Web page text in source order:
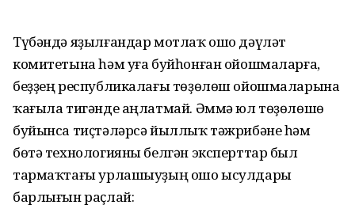
Түбәндә яҙылғандар мотлаҡ ошо дәүләт
комитетына һәм уға буйһонған ойошмаларға,
беҙҙең республикалағы төҙөлөш ойошмаларына
ҡағыла тигәнде аңлатмай. Әммә юл төҙөлөшө
буйынса тиҫтәләрсә йыллыҡ тәжрибәне һәм
бөтә технологияны белгән эксперттар был
тармаҡтағы урлашыуҙың ошо ысулдары
барлығын раҫлай: